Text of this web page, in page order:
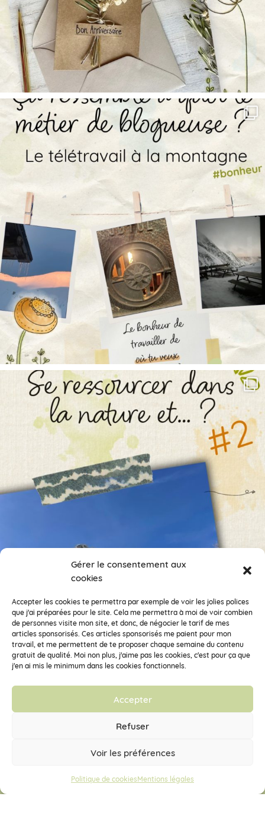
Gérer le consentement aux
cookies
Accepter les cookies te permettra par exemple de voir les jolies polices
que j'ai préparées pour le site. Cela me permettra à moi de voir combien
de personnes visite mon site, et donc, de négocier le tarif de mes
articles sponsorisés. Ces articles sponsorisés me paient pour mon
travail, et me permettent de te proposer chaque semaine du contenu
gratuit de qualité. Moi non plus, j'aime pas les cookies, c'est pour ça que
j'en ai mis le minimum dans les cookies fonctionnels.
Accepter
Refuser
Voir les préférences
Politique de cookiesMentions légales
Encore des photos ! Je veux suivre ce compte.
Clémentine la Mandarine fait partie de la Coopérative d’Activités et
d’EmploiVecteur Activités
33 rue des déportés du 11 novembre 1943, 38100 Grenoble – SARL
Mentions légales